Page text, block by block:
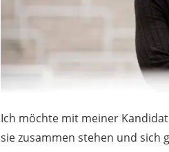
Ich möchte mit meiner
sie zusammen stehen und sich